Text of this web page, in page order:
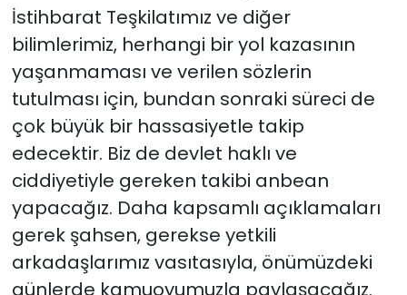
İstihbarat Teşkilatımız ve diğer
bilimlerimiz, herhangi bir yol kazasının
yaşanmaması ve verilen sözlerin
tutulması için, bundan sonraki süreci de
çok büyük bir hassasiyetle takip
edecektir. Biz de devlet haklı ve
ciddiyetiyle gereken takibi anbean
yapacağız. Daha kapsamlı açıklamaları
gerek şahsen, gerekse yetkili
arkadaşlarımız vasıtasıyla, önümüzdeki
günlerde kamuoyumuzla paylaşacağız.